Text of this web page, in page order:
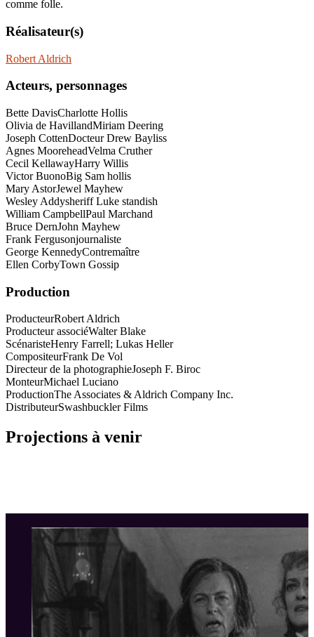
comme folle.
Réalisateur(s)
Robert Aldrich
Acteurs, personnages
Bette DavisCharlotte Hollis
Olivia de HavillandMiriam Deering
Joseph CottenDocteur Drew Bayliss
Agnes MooreheadVelma Cruther
Cecil KellawayHarry Willis
Victor BuonoBig Sam hollis
Mary AstorJewel Mayhew
Wesley Addysheriff Luke standish
William CampbellPaul Marchand
Bruce DernJohn Mayhew
Frank Fergusonjournaliste
George KennedyContremaître
Ellen CorbyTown Gossip
Production
ProducteurRobert Aldrich
Producteur associéWalter Blake
ScénaristeHenry Farrell; Lukas Heller
CompositeurFrank De Vol
Directeur de la photographieJoseph F. Biroc
MonteurMichael Luciano
ProductionThe Associates & Aldrich Company Inc.
DistributeurSwashbuckler Films
Projections à venir